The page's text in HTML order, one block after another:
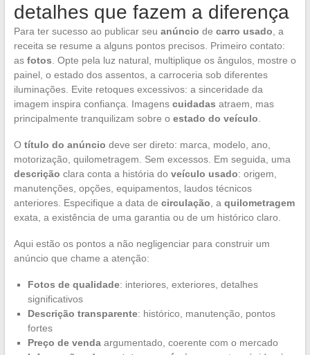
detalhes que fazem a diferença
Para ter sucesso ao publicar seu anúncio de carro usado , a
receita se resume a alguns pontos precisos. Primeiro contato:
as fotos . Opte pela luz natural, multiplique os ângulos, mostre o
painel, o estado dos assentos, a carroceria sob diferentes
iluminações. Evite retoques excessivos: a sinceridade da
imagem inspira confiança. Imagens cuidadas atraem, mas
principalmente tranquilizam sobre o estado do veículo
O título do anúncio deve ser direto: marca, modelo, ano,
motorização, quilometragem. Sem excessos. Em seguida, uma
descrição clara conta a história do veículo usado: origem,
manutenções, opções, equipamentos, laudos técnicos
anteriores. Especifique a data de circulação , a quilometragem
exata, a existência de uma garantia ou de um histórico claro.
Aqui estão os pontos a não negligenciar para construir um
anúncio que chame a atenção:
Fotos de qualidade: interiores, exteriores, detalhes
significativos
Descrição transparente: histórico, manutenção, pontos
fortes
Preço de vendaargumentado, coerente com o mercado